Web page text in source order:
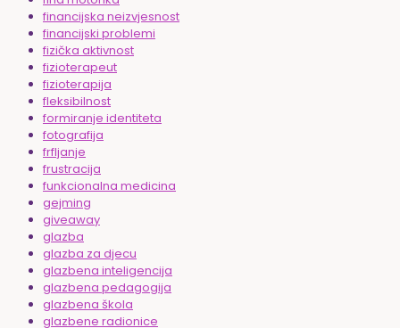
financijska neizvjesnost
financijski problemi
fizička aktivnost
fizioterapeut
fizioterapija
fleksibilnost
formiranje identiteta
fotografija
frfljanje
frustracija
funkcionalna medicina
gejming
giveaway
glazba
glazba za djecu
glazbena inteligencija
glazbena pedagogija
glazbena škola
glazbene radionice